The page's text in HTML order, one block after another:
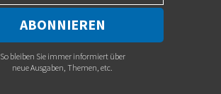
So bleiben Sie immer informiert über
neue Ausgaben, Themen, etc.